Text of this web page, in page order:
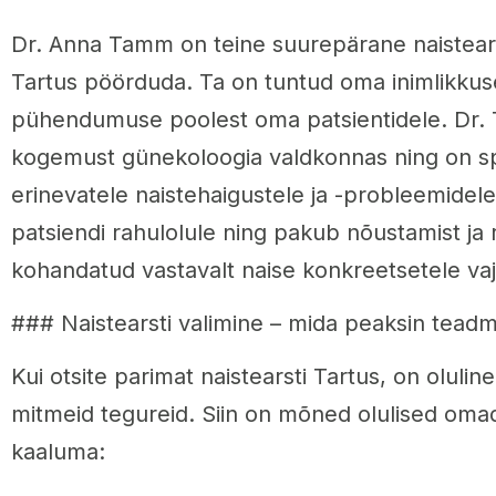
Dr. Anna Tamm on teine suurepärane
Tartus pöörduda. Ta on tuntud oma
pühendumuse poolest oma patsientidele. Dr.
kogemust günekoloogia valdkonnas ning on
erinevatele naistehaigustele ja -
patsiendi rahulolule ning pakub nõustamist ja
kohandatud vastavalt naise konkreetsetele
### Naistearsti valimine – mida peaksin
Kui otsite parimat naistearsti Tartus, on
mitmeid tegureid. Siin on mõned olulised
kaaluma: